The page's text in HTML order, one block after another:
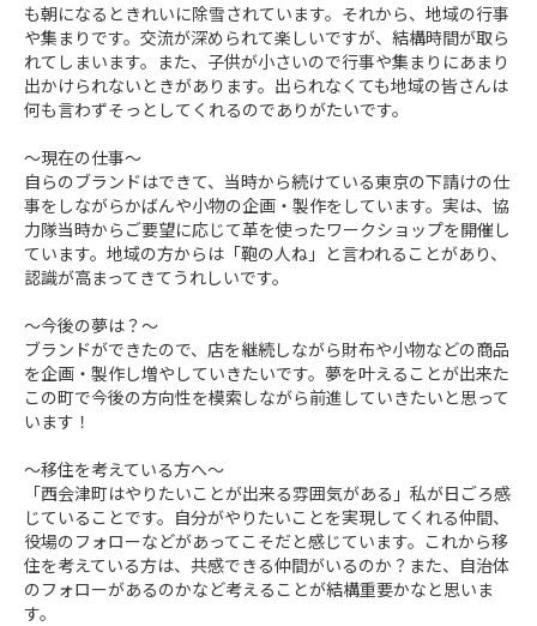
も朝になるときれいに除雪されています。それから、地域の行事
や集まりです。交流が深められて楽しいですが、結構時間が取ら
れてしまいます。また、子供が小さいので行事や集まりにあまり
出かけられないときがあります。出られなくても地域の皆さんは
何も言わずそっとしてくれるのでありがたいです。
～現在の仕事～
自らのブランドはできて、当時から続けている東京の下請けの仕
事をしながらかばんや小物の企画・製作をしています。実は、協
力隊当時からご要望に応じて革を使ったワークショップを開催し
ています。地域の方からは「鞄の人ね」と言われることがあり、
認識が高まってきてうれしいです。
～今後の夢は？～
ブランドができたので、店を継続しながら財布や小物などの商品
を企画・製作し増やしていきたいです。夢を叶えることが出来た
この町で今後の方向性を模索しながら前進していきたいと思って
います！
～移住を考えている方へ～
「西会津町はやりたいことが出来る雰囲気がある」私が日ごろ感
じていることです。自分がやりたいことを実現してくれる仲間、
役場のフォローなどがあってこそだと感じています。これから移
住を考えている方は、共感できる仲間がいるのか？また、自治体
のフォローがあるのかなど考えることが結構重要かなと思いま
す。